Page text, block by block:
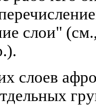
слои"
слоев